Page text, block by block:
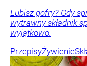
Lubisz gofry? Gdy
wytrawny składnik
wyjątkowo.
PrzepisyŻywienie